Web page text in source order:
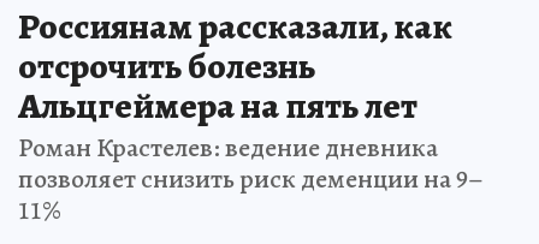
Россиянам рассказали, как
отсрочить болезнь
Альцгеймера на пять лет
Роман Крастелев: ведение дневника
позволяет снизить риск деменции на 9–
11%